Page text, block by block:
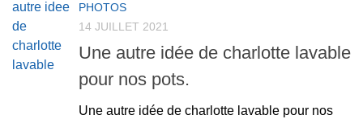
PHOTOS
14 JUILLET 2021
Une autre idée de charlotte lavable
pour nos pots.
Une autre idée de charlotte lavable pour nos